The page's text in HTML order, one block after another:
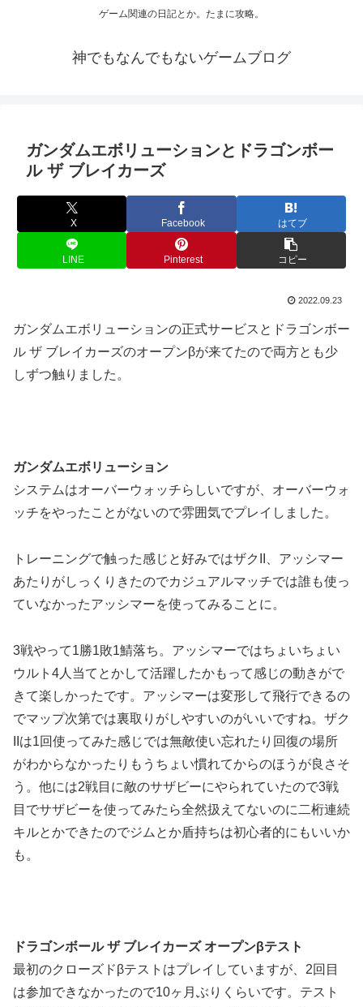
ゲーム関連の日記とか。たまに攻略。
神でもなんでもないゲームブログ
ガンダムエボリューションとドラゴンボー
ル ザ ブレイカーズ
X Facebook はてブ
LINE Pinterest コピー
2022.09.23
ガンダムエボリューションの正式サービスとドラゴンボー
ル ザ ブレイカーズのオープンβが来てたので両方とも少
しずつ触りました。
ガンダムエボリューション
システムはオーバーウォッチらしいですが、オーバーウォ
ッチをやったことがないので雰囲気でプレイしました。
トレーニングで触った感じと好みではザクII、アッシマー
あたりがしっくりきたのでカジュアルマッチでは誰も使っ
ていなかったアッシマーを使ってみることに。
3戦やって1勝1敗1鯖落ち。アッシマーではちょいちょい
ウルト4人当てとかして活躍したかもって感じの動きがで
きて楽しかったです。アッシマーは変形して飛行できるの
でマップ次第では裏取りがしやすいのがいいですね。ザク
IIは1回使ってみた感じでは無敵使い忘れたり回復の場所
がわからなかったりもうちょい慣れてからのほうが良さそ
う。他には2戦目に敵のサザビーにやられていたので3戦
目でサザビーを使ってみたら全然扱えてないのに二桁連続
キルとかできたのでジムとか盾持ちは初心者的にもいいか
も。
ドラゴンボール ザ ブレイカーズ オープンβテスト
最初のクローズドβテストはプレイしていますが、2回目
は参加できなかったので10ヶ月ぶりくらいです。テスト